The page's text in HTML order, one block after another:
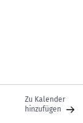
Zu Kalender
hinzufügen